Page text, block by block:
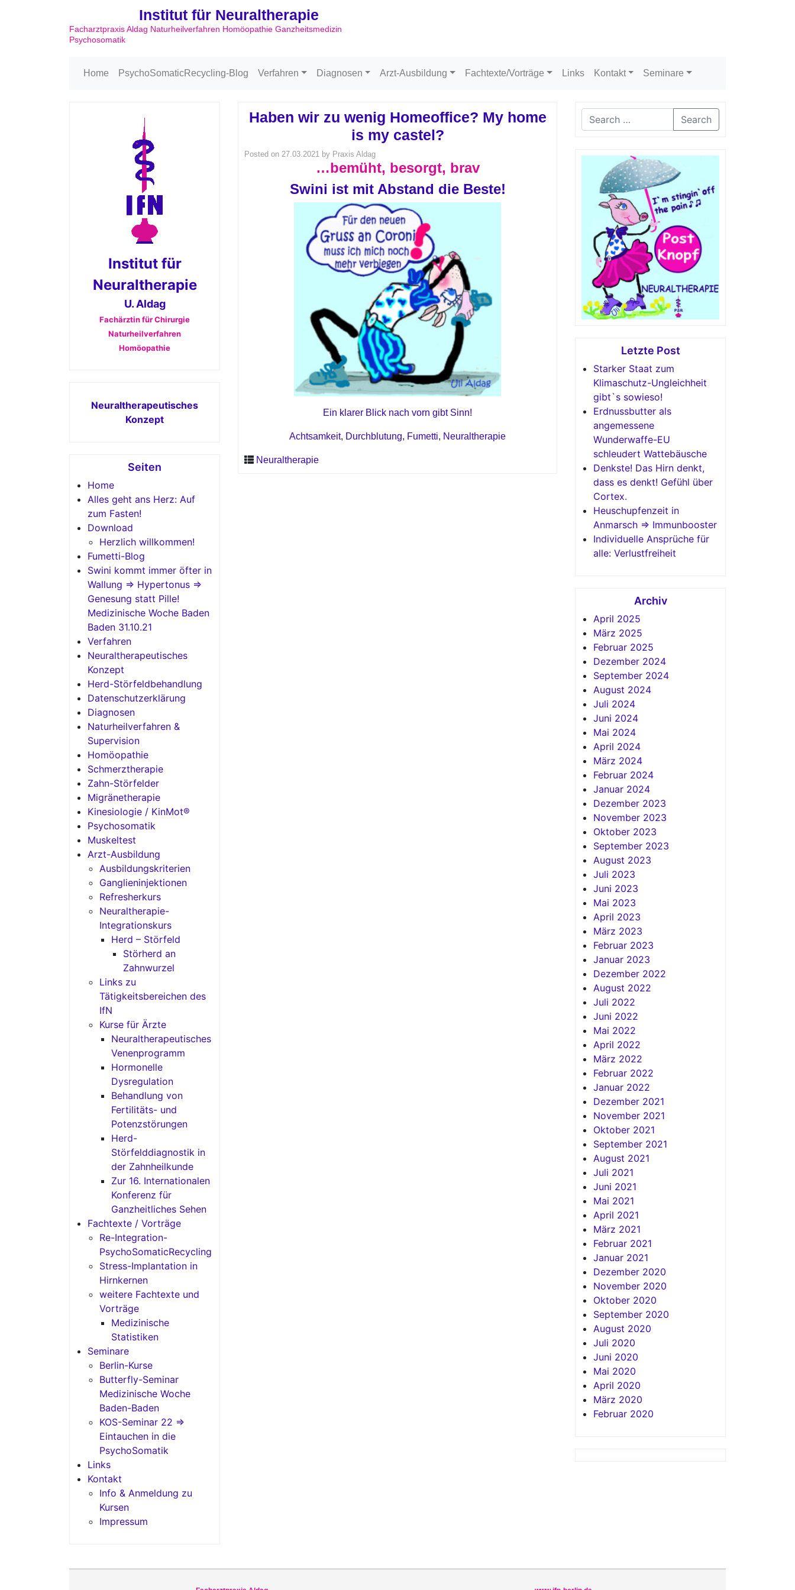
Institut für Neuraltherapie
Facharztpraxis Aldag Naturheilverfahren Homöopathie Ganzheitsmedizin
Psychosomatik
Home PsychoSomaticRecycling-Blog Verfahren Diagnosen Arzt-Ausbildung Fachtexte/Vorträge Links Kontakt Seminare
Institut für
Neuraltherapie
U. Aldag
Fachärztin für Chirurgie
Naturheilverfahren
Homöopathie
Neuraltherapeutisches
Konzept
Seiten
Home
Alles geht ans Herz: Auf
zum Fasten!
Download
Herzlich willkommen!
Fumetti-Blog
Swini kommt immer öfter in
Wallung => Hypertonus =>
Genesung statt Pille!
Medizinische Woche Baden
Baden 31.10.21
Verfahren
Neuraltherapeutisches
Konzept
Herd-Störfeldbehandlung
Datenschutzerklärung
Diagnosen
Naturheilverfahren &
Supervision
Homöopathie
Schmerztherapie
Zahn-Störfelder
Migränetherapie
Kinesiologie / KinMot®
Psychosomatik
Muskeltest
Arzt-Ausbildung
Ausbildungskriterien
Ganglieninjektionen
Refresherkurs
Neuraltherapie-
Integrationskurs
Herd – Störfeld
Störherd an
Zahnwurzel
Links zu
Tätigkeitsbereichen des
IfN
Kurse für Ärzte
Neuraltherapeutisches
Venenprogramm
Hormonelle
Dysregulation
Behandlung von
Fertilitäts- und
Potenzstörungen
Herd-
Störfelddiagnostik in
der Zahnheilkunde
Zur 16. Internationalen
Konferenz für
Ganzheitliches Sehen
Fachtexte / Vorträge
Re-Integration-
PsychoSomaticRecycling
Stress-Implantation in
Hirnkernen
weitere Fachtexte und
Vorträge
Medizinische
Statistiken
Seminare
Berlin-Kurse
Butterfly-Seminar
Medizinische Woche
Baden-Baden
KOS-Seminar 22 =>
Eintauchen in die
PsychoSomatik
Links
Kontakt
Info & Anmeldung zu
Kursen
Impressum
Haben wir zu wenig Homeoffice? My home
is my castel?
Posted on 27.03.2021 by Praxis Aldag
…bemüht, besorgt, brav
Swini ist mit Abstand die Beste!
Ein klarer Blick nach vorn gibt Sinn!
Achtsamkeit, Durchblutung, Fumetti, Neuraltherapie
Neuraltherapie
Search
Letzte Post
Starker Staat zum
Klimaschutz-Ungleichheit
gibt`s sowieso!
Erdnussbutter als
angemessene
Wunderwaffe-EU
schleudert Wattebäusche
Denkste! Das Hirn denkt,
dass es denkt! Gefühl über
Cortex.
Heuschupfenzeit in
Anmarsch => Immunbooster
Individuelle Ansprüche für
alle: Verlustfreiheit
Archiv
April 2025
März 2025
Februar 2025
Dezember 2024
September 2024
August 2024
Juli 2024
Juni 2024
Mai 2024
April 2024
März 2024
Februar 2024
Januar 2024
Dezember 2023
November 2023
Oktober 2023
September 2023
August 2023
Juli 2023
Juni 2023
Mai 2023
April 2023
März 2023
Februar 2023
Januar 2023
Dezember 2022
August 2022
Juli 2022
Juni 2022
Mai 2022
April 2022
März 2022
Februar 2022
Januar 2022
Dezember 2021
November 2021
Oktober 2021
September 2021
August 2021
Juli 2021
Juni 2021
Mai 2021
April 2021
März 2021
Februar 2021
Januar 2021
Dezember 2020
November 2020
Oktober 2020
September 2020
August 2020
Juli 2020
Juni 2020
Mai 2020
April 2020
März 2020
Februar 2020